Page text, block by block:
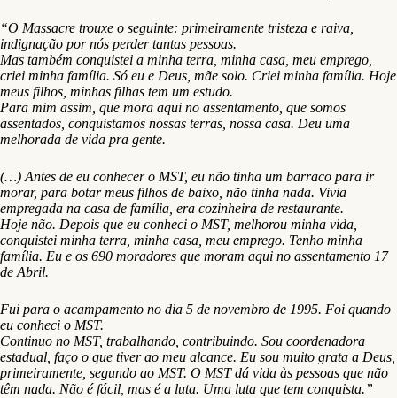
“O Massacre trouxe o seguinte: primeiramente tristeza e raiva,
indignação por nós perder tantas pessoas.
Mas também conquistei a minha terra, minha casa, meu emprego,
criei minha família. Só eu e Deus, mãe solo. Criei minha família. Hoje
meus filhos, minhas filhas tem um estudo.
Para mim assim, que mora aqui no assentamento, que somos
assentados, conquistamos nossas terras, nossa casa. Deu uma
melhorada de vida pra gente.
(…) Antes de eu conhecer o MST, eu não tinha um barraco para ir
morar, para botar meus filhos de baixo, não tinha nada. Vivia
empregada na casa de família, era cozinheira de restaurante.
Hoje não. Depois que eu conheci o MST, melhorou minha vida,
conquistei minha terra, minha casa, meu emprego. Tenho minha
família. Eu e os 690 moradores que moram aqui no assentamento 17
de Abril.
Fui para o acampamento no dia 5 de novembro de 1995. Foi quando
eu conheci o MST.
Continuo no MST, trabalhando, contribuindo. Sou coordenadora
estadual, faço o que tiver ao meu alcance. Eu sou muito grata a Deus,
primeiramente, segundo ao MST. O MST dá vida às pessoas que não
têm nada. Não é fácil, mas é a luta. Uma luta que tem conquista.”